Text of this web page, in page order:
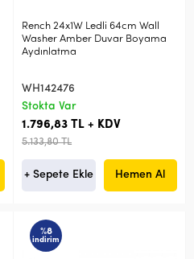
Rench 24x1W Ledli 64cm Wall
Washer Amber Duvar Boyama
Aydınlatma
WH142476
Stokta Var
1.796,83 TL + KDV
5.133,80 TL
+ Sepete Ekle Hemen Al
%8
indirim